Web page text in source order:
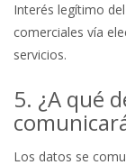
Interés legítimo
comerciales vía
servicios.
5. ¿A qué
Los datos se